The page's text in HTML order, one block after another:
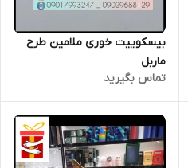
بیسکوییت خوری ملامین طرح
ماربل
تماس بگیرید